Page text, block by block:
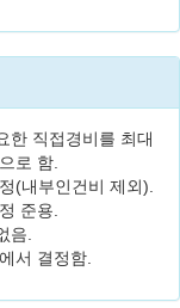
한 직접경비를 최대
로 함.
(내부인건비 제외).
준용.
음.
서 결정함.